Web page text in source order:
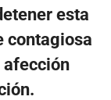
esta
contagiosa
afección